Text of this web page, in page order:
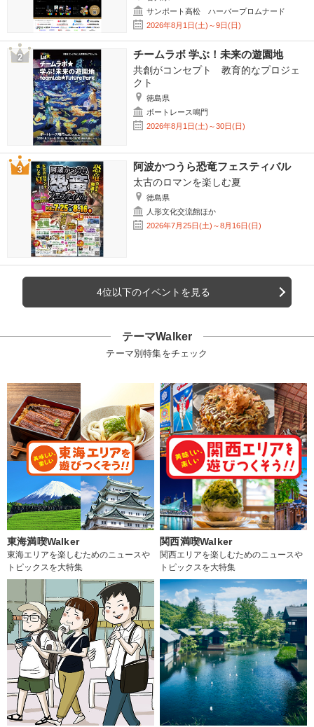
サンポート高松 ハーバープロムナード
2026年8月1日(土)～9日(日)
チームラボ 学ぶ！未来の遊園地
共創がコンセプト 教育的なプロジェ
クト
徳島県
ボートレース鳴門
2026年8月1日(土)～30日(日)
阿波かつうら恐竜フェスティバル
太古のロマンを楽しむ夏
徳島県
人形文化交流館ほか
2026年7月25日(土)～8月16日(日)
4位以下のイベントを見る
テーマWalker
テーマ別特集をチェック
東海満喫Walker
東海エリアを楽しむためのニュースや
トピックスを大特集
関西満喫Walker
関西エリアを楽しむためのニュースや
トピックスを大特集